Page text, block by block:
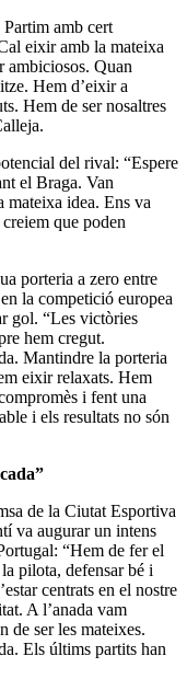
amb cert
eixir amb la mateixa
ambiciosos. Quan
Hem d’eixir a
Hem de ser nosaltres
del rival: “Espere
el Braga. Van
mateixa idea. Ens va
que poden
porteria a zero entre
la competició europea
gol. “Les victòries
hem cregut.
Mantindre la porteria
eixir relaxats. Hem
i fent una
i els resultats no són
de la Ciutat Esportiva
va augurar un intens
“Hem de fer el
pilota, defensar bé i
centrats en el nostre
A l’anada vam
de ser les mateixes.
Els últims partits han